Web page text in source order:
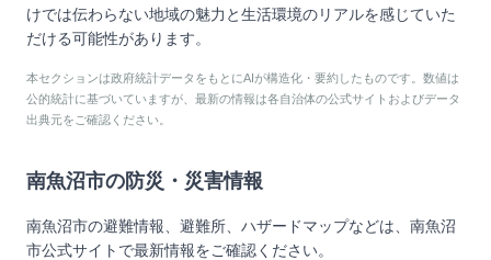
けでは伝わらない地域の魅力と生活環境のリアルを感じていた
だける可能性があります。
本セクションは政府統計データをもとにAIが構造化・要約したものです。数値は
公的統計に基づいていますが、最新の情報は各自治体の公式サイトおよびデータ
出典元をご確認ください。
南魚沼市の防災・災害情報
南魚沼市の避難情報、避難所、ハザードマップなどは、 南魚沼
市公式サイトで最新情報をご確認ください。